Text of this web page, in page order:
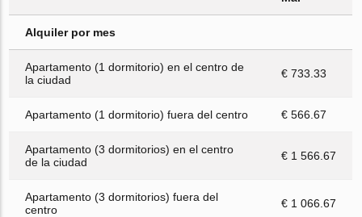
Alquiler por mes
Apartamento (1 dormitorio) en el centro de
la ciudad
€ 733.33
Apartamento (1 dormitorio) fuera del centro € 566.67
Apartamento (3 dormitorios) en el centro
de la ciudad
€ 1 566.67
Apartamento (3 dormitorios) fuera del
centro
€ 1 066.67